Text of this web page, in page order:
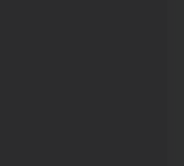
— Soci­al